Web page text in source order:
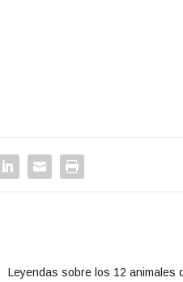
Leyendas sobre los 12 animales